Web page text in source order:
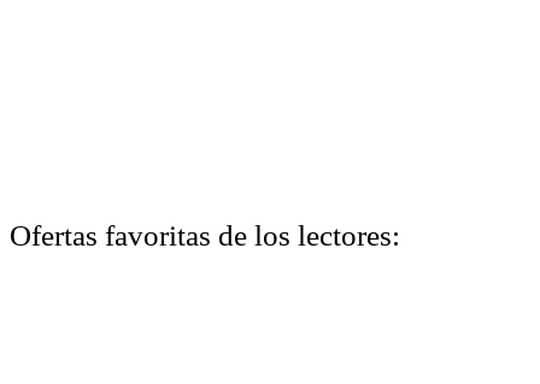
Ofertas favoritas de los lectores: